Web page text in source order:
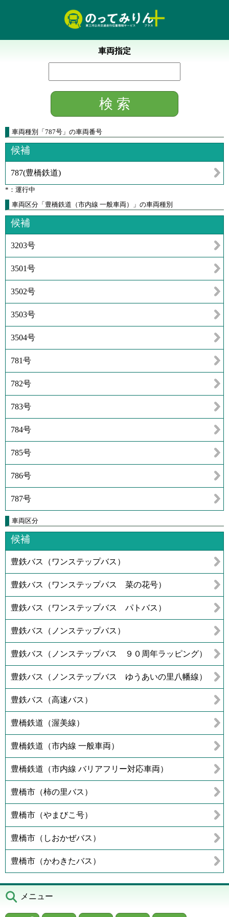
車両指定
車両種別 「 787号 」 の車両番号
候補
787(豊橋鉄道)
*：運行中
車両区分「豊橋鉄道（市内線 一般車両）」の車両種別
候補
3203号
3501号
3502号
3503号
3504号
781号
782号
783号
784号
785号
786号
787号
車両区分
候補
豊鉄バス（ワンステップバス）
豊鉄バス（ワンステップバス 菜の花号）
豊鉄バス（ワンステップバス パトバス）
豊鉄バス（ノンステップバス）
豊鉄バス（ノンステップバス ９０周年ラッピング）
豊鉄バス（ノンステップバス ゆうあいの里八幡線）
豊鉄バス（高速バス）
豊橋鉄道（渥美線）
豊橋鉄道（市内線 一般車両）
豊橋鉄道（市内線 バリアフリー対応車両）
豊橋市（柿の里バス）
豊橋市（やまびこ号）
豊橋市（しおかぜバス）
豊橋市（かわきたバス）
メニュー